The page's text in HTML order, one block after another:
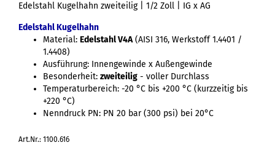
Edelstahl Kugelhahn zweiteilig | 1/2 Zoll | IG x AG
Edelstahl Kugelhahn
Material: Edelstahl V4A(AISI 316, Werkstoff 1.4401 /
1.4408)
Ausführung: Innengewinde x Außengewinde
Besonderheit: zweiteilig - voller Durchlass
Temperaturbereich: -20 °C bis +200 °C (kurzzeitig bis
+220 °C)
Nenndruck PN: PN 20 bar (300 psi) bei 20°C
Art.Nr.: 1100.616